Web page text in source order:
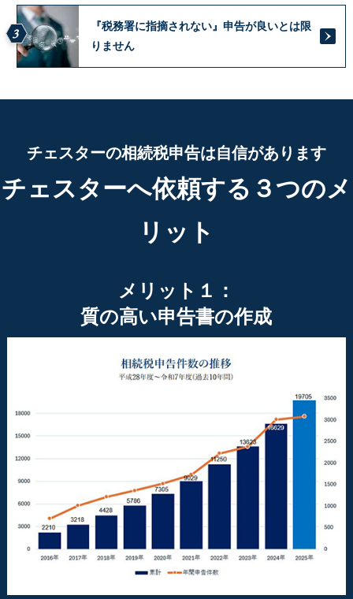
3
『税務署に指摘されない』申告が良いとは限
りません
チェスターの相続税申告は自信があります
チェスターへ依頼する３つのメ
リット
メリット１：
質の高い申告書の作成